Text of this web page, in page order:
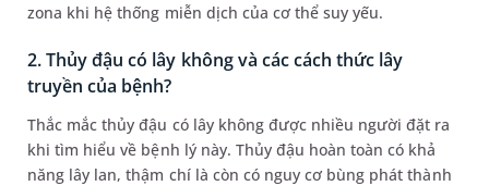
zona khi hệ thống miễn dịch của cơ thể suy yếu.
2. Thủy đậu có lây không và các cách thức lây
truyền của bệnh?
Thắc mắc thủy đậu có lây không được nhiều người đặt ra
khi tìm hiểu về bệnh lý này. Thủy đậu hoàn toàn có khả
năng lây lan, thậm chí là còn có nguy cơ bùng phát thành